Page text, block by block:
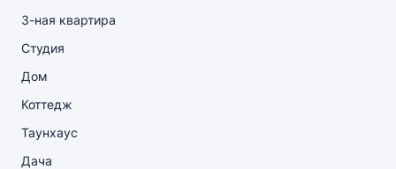
3-ная квартира
Студия
Дом
Коттедж
Таунхаус
Дача